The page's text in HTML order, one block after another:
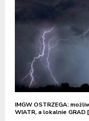
IMGW OSTRZEGA:
WIATR, a lokalnie GRAD